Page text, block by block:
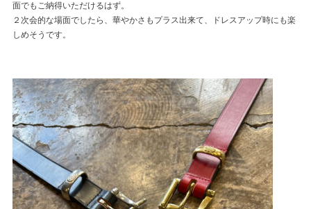
面でもご納得いただけるはず。
２次会的な場面でしたら、華やかさもプラス出来て、ドレスアップ時にも楽
しめそうです。